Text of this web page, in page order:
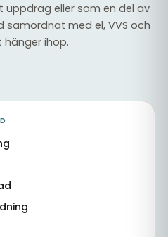
uppdrag eller som en del av
samordnat med el, VVS och
ihop.